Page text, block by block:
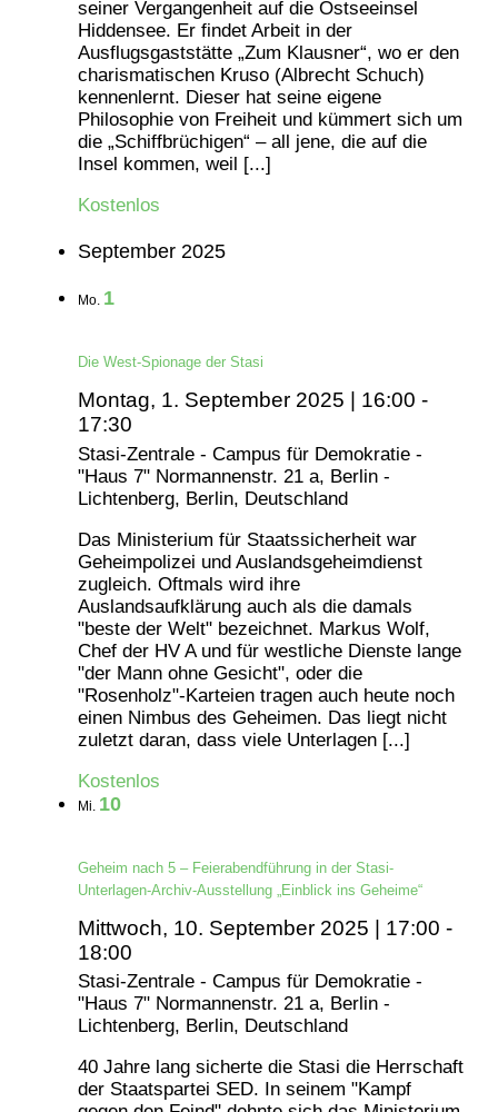
seiner Vergangenheit auf die Ostseeinsel
Hiddensee. Er findet Arbeit in der
Ausflugsgaststätte „Zum Klausner“, wo er den
charismatischen Kruso (Albrecht Schuch)
kennenlernt. Dieser hat seine eigene
Philosophie von Freiheit und kümmert sich um
die „Schiffbrüchigen“ – all jene, die auf die
Insel kommen, weil [...]
Kostenlos
September 2025
Mo. 1
Die West-Spionage der Stasi
Montag, 1. September 2025 | 16:00 -
17:30
Stasi-Zentrale - Campus für Demokratie -
"Haus 7" Normannenstr. 21 a, Berlin -
Lichtenberg, Berlin, Deutschland
Das Ministerium für Staatssicherheit war
Geheimpolizei und Auslandsgeheimdienst
zugleich. Oftmals wird ihre
Auslandsaufklärung auch als die damals
"beste der Welt" bezeichnet. Markus Wolf,
Chef der HV A und für westliche Dienste lange
"der Mann ohne Gesicht", oder die
"Rosenholz"-Karteien tragen auch heute noch
einen Nimbus des Geheimen. Das liegt nicht
zuletzt daran, dass viele Unterlagen [...]
Kostenlos
Mi. 10
Geheim nach 5 – Feierabendführung in der Stasi-
Unterlagen-Archiv-Ausstellung „Einblick ins Geheime“
Mittwoch, 10. September 2025 | 17:00 -
18:00
Stasi-Zentrale - Campus für Demokratie -
"Haus 7" Normannenstr. 21 a, Berlin -
Lichtenberg, Berlin, Deutschland
40 Jahre lang sicherte die Stasi die Herrschaft
der Staatspartei SED. In seinem "Kampf